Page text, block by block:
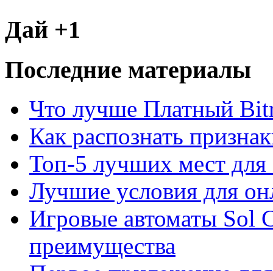
Дай +1
Последние материалы
Что лучше Платный
Как распознать
Топ-5 лучших мест для
Лучшие условия для
Игровые автоматы Sol
преимущества